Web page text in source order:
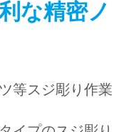
な精密ノ
等スジ彫り作業